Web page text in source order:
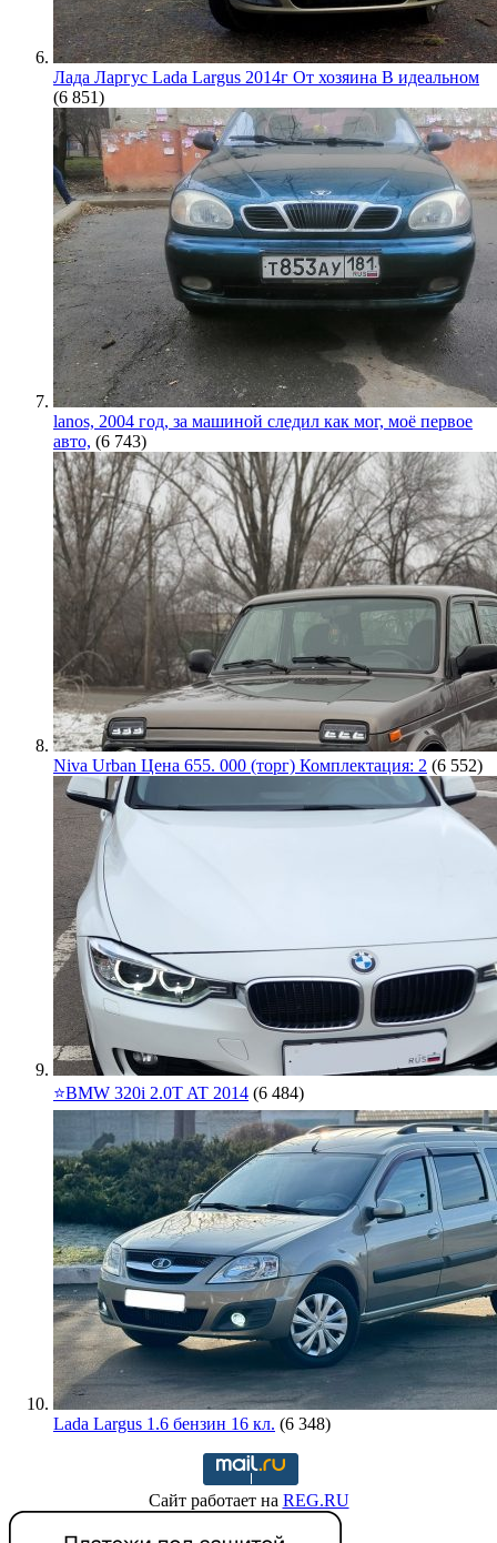
Лада Ларгус Lada Largus 2014г От хозяина В идеальном
(6 851)
lanos, 2004 год, за машиной следил как мог, моё первое
авто, (6 743)
Niva Urban Цена 655. 000 (торг) Комплектация: 2 (6 552)
⭐️BMW 320i 2.0T AT 2014 (6 484)
Lada Largus 1.6 бензин 16 кл. (6 348)
Сайт работает на REG.RU